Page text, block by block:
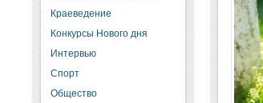
Краеведение
Конкурсы Нового дня
Интервью
Спорт
Общество